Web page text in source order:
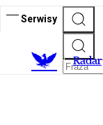
Serwisy
Radar